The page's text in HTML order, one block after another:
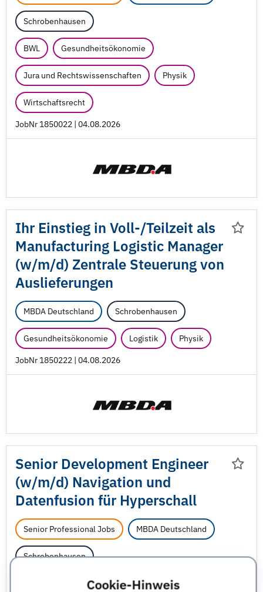
Cookie-Hinweis
Schrobenhausen
BWL Gesundheitsökonomie
Jura und Rechtswissenschaften Physik
Wirtschaftsrecht
JobNr 1850022 | 04.08.2026
Ihr Einstieg in Voll-/Teilzeit als
Manufacturing Logistic Manager
(w/m/d) Zentrale Steuerung von
Auslieferungen
MBDA Deutschland Schrobenhausen
Gesundheitsökonomie Logistik Physik
JobNr 1850222 | 04.08.2026
Senior Development Engineer
(w/m/d) Navigation und
Datenfusion für Hyperschall
Senior Professional Jobs MBDA Deutschland
Schrobenhausen
Gesundheitsökonomie